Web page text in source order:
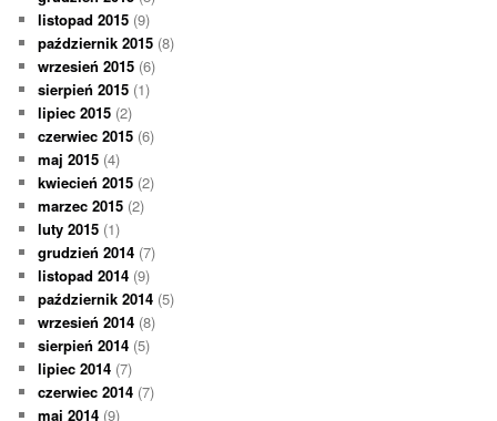
listopad 2015 (9)
październik 2015 (8)
wrzesień 2015 (6)
sierpień 2015 (1)
lipiec 2015 (2)
czerwiec 2015 (6)
maj 2015 (4)
kwiecień 2015 (2)
marzec 2015 (2)
luty 2015 (1)
grudzień 2014 (7)
listopad 2014 (9)
październik 2014 (5)
wrzesień 2014 (8)
sierpień 2014 (5)
lipiec 2014 (7)
czerwiec 2014 (7)
maj 2014 (9)